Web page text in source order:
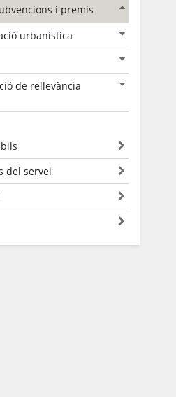
i premis
urbanística
de rellevància
del servei